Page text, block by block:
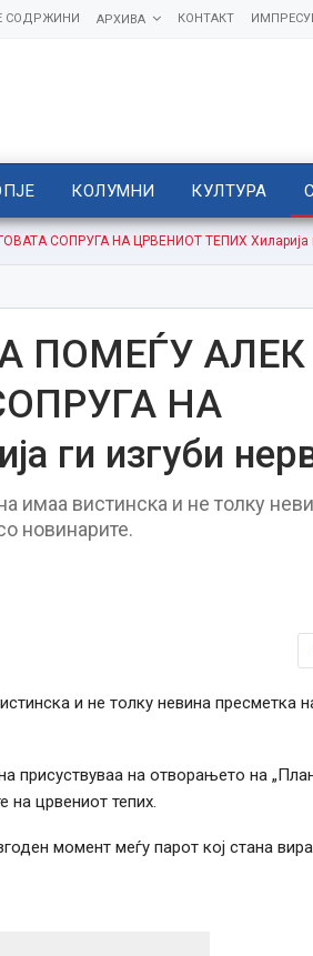
КОНТАКТ
АРХИВА
СОДРЖИНИ
КОЛУМНИ КУЛТУРА
СОПРУГА НА ЦРВЕНИОТ ТЕПИХ Хиларија
ПОМЕЃУ АЛЕК
НА
ги изгуби
имаа вистинска и не толку
новинарите.
и не толку невина пресметка
присуствуваа на отворањето на
на црвениот тепих.
момент меѓу парот кој стана